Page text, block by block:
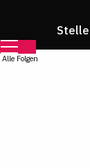
Alle Folgen